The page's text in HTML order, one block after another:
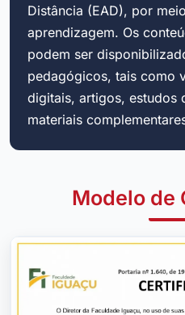
Distância (EAD), por
aprendizagem. Os
podem ser
pedagógicos, tais como
digitais, artigos, estudos
materiais
Modelo de